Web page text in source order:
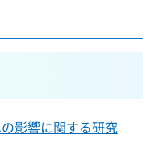
影響に関する研究